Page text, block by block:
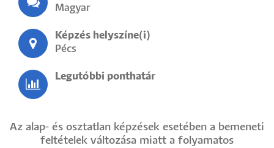
Magyar
Képzés helyszíne(i)
Pécs
Legutóbbi ponthatár
Az alap- és osztatlan képzések esetében a bemeneti
feltételek változása miatt a folyamatos